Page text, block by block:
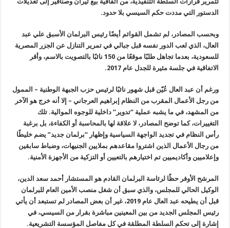
الدستور التي مددت حكم السيسي بلا حدود.
وبحسب المصادر، لم تشمل القوائم أيضًا رئيس البرلمان الأسبق علي عبد
العال، الذي لعب الدور نفسه قبل جبالي في تمرير التنازل عن الجزر المصرية
للسعودية، بعدما تجاهل طلبًا موقعًا من 150 نائبًا بالتصويت بالاسم، وأقر
الاتفاقية في جلسة مثيرة للجدل عام 2017.
ورغم أن عبد العال عُيّن قبل شهور نائبًا لرئيس حزب الجبهة الوطنية – الممول
من رجل الأعمال المقرب من النظام إبراهيم العرجاني – إلا أنه خرج هو الآخر
من المشهد، في ما يشبه عملية “تدوير” داخلية للوجوه الموالية. تلك
التغييرات، كما توضح المصادر، لا علاقة لها بالمحاسبة أو الكفاءة، بل برغبة
رأس النظام في تجديد الواجهة السياسية وإظهار “برلمان جديد” يضم خليطًا
من رجال الأعمال الذين اشتروا مقاعدهم بملايين الجنيهات، وضباط سابقين
وإعلاميين وأكاديميين تم اختيارهم بالتعيين أو التزكية من الأجهزة الأمنية.
المرشح الأوفر حظًا لرئاسة البرلمان القادم هو المستشار أحمد سعد الدين،
الوكيل الحالي للمجلس، والذي سبق أن شغل منصب الأمين العام للبرلمان
قبل أن يطيحه عبد العال عام 2019، غير أن بعض المصادر لم تستبعد أن يأتي
رئيس المجلس الجديد من بين المعينين مباشرة بقرار من السيسي، في
إشارة إلى تحكم السلطة المطلقة في كل مفاصل المؤسسة التشريعية.